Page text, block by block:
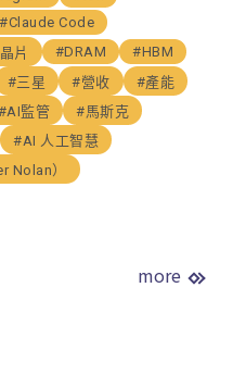
#Claude Code
片 #DRAM
#HBM
#三星 #營收
#產能
監管
#馬斯克
#AI 人工智慧
Nolan）
more